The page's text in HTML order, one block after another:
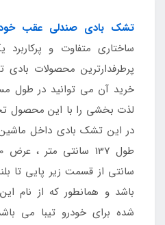
تشک بادی صندلی عقب
ساختاری متفاوت و
پرطرفدارترین محصولات
خرید آن می توانید در طول
لذت بخشی را با این محصول
در این تشک بادی داخل
سانتی از قسمت زیر پایی
باشد و همانطور که از نام
شده برای خودرو تیبا می